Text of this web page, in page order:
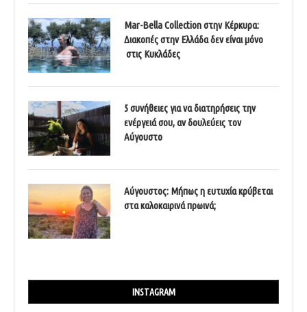
Mar-Bella Collection στην Κέρκυρα:
Διακοπές στην Ελλάδα δεν είναι μόνο
στις Κυκλάδες
5 συνήθειες για να διατηρήσεις την
ενέργειά σου, αν δουλεύεις τον
Αύγουστο
Αύγουστος: Μήπως η ευτυχία κρύβεται
στα καλοκαιρινά πρωινά;
INSTAGRAM